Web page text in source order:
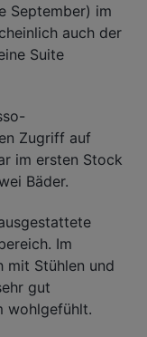
September) im
auch der
Suite
Zugriff auf
im ersten Stock
Bäder.
Im
mit Stühlen und
gut
wohlgefühlt.